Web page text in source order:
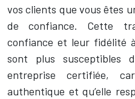
vos clients que vous êtes
de confiance. Cette
confiance et leur fidélité
sont plus susceptibles
entreprise certifiée,
authentique et qu’elle